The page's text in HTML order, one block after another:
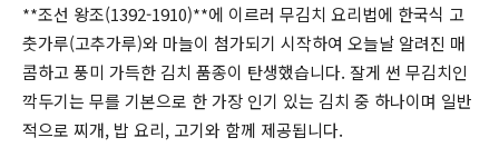
**조선 왕조(1392-1910)**에 이르러 무김치 요리법에 한국식 고
춧가루(고추가루)와 마늘이 첨가되기 시작하여 오늘날 알려진 매
콤하고 풍미 가득한 김치 품종이 탄생했습니다. 잘게 썬 무김치인
깍두기는 무를 기본으로 한 가장 인기 있는 김치 중 하나이며 일반
적으로 찌개, 밥 요리, 고기와 함께 제공됩니다.